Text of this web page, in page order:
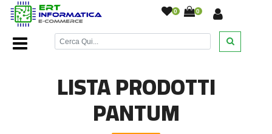
0 0
Home Page/Toner/Pantum/
LISTA PRODOTTI
PANTUM